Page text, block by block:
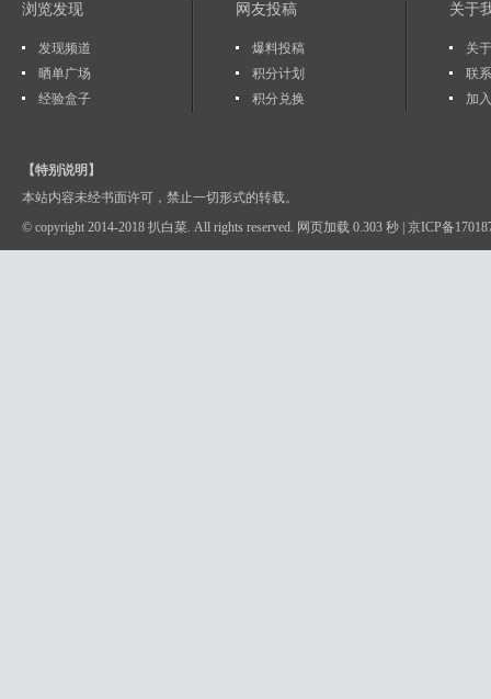
浏览发现
发现频道
晒单广场
经验盒子
网友投稿
爆料投稿
积分计划
积分兑换
关于
关
联
加
【特别说明】
本站内容未经书面许可，禁止一切形式的转载。
© copyright 2014-2018 扒白菜. All rights reserved. 网页加载 0.303 秒 | 京ICP备